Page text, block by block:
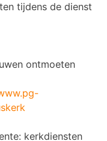
tijdens de dienst
ontmoeten
kerkdiensten